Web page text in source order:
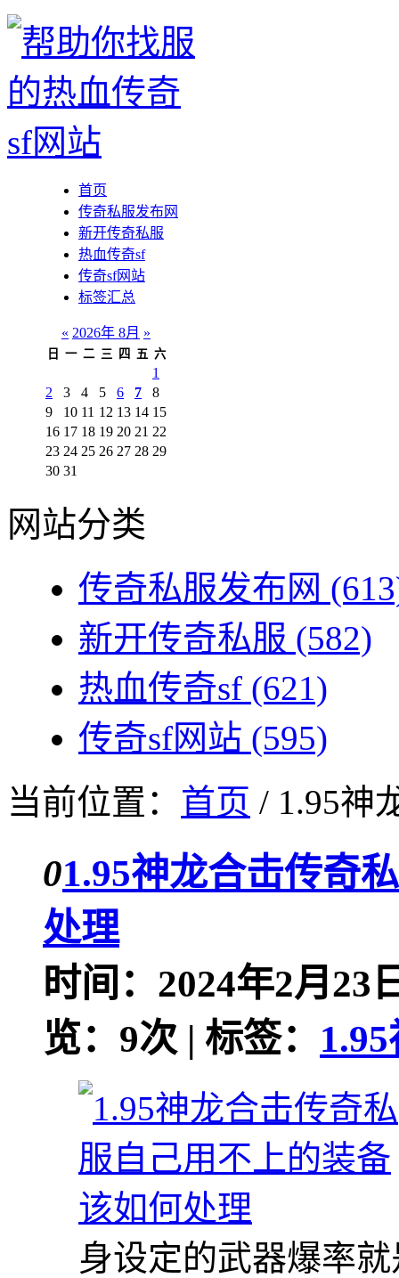
首页
传奇私服发布网
新开传奇私服
热血传奇sf
传奇sf网站
标签汇总
« 2026年 8月 »
日 一 二 三 四 五 六
1
2
3 4 5 6 7
8
9
10 11 12 13 14 15
16 17 18 19 20 21 22
23 24 25 26 27 28 29
30 31
网站分类
传奇私服发布网
新开传奇私服 (582)
热血传奇sf (621)
传奇sf网站 (595)
当前位置： 首页 / 1.95神
01.95神龙合击传奇
处理
时间：2024年2月23
览：9次 | 标签：
身设定的武器爆率